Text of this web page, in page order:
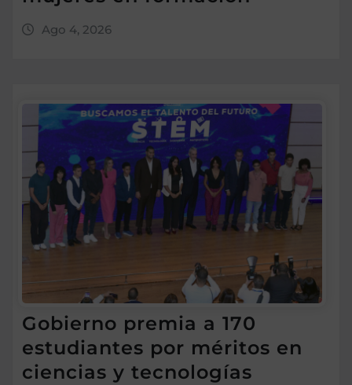
Ago 4, 2026
Gobierno premia a 170
estudiantes por méritos en
ciencias y tecnologías